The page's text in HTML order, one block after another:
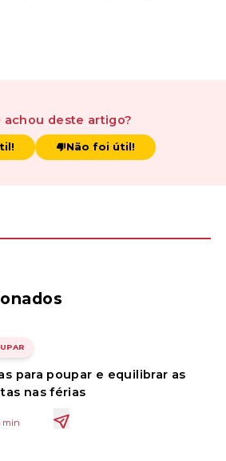
achou deste artigo?
Não foi útil!
para poupar e equilibrar as
nas férias
min